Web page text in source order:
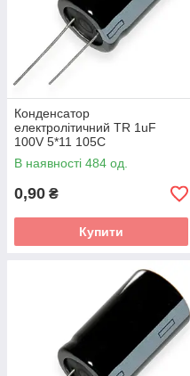
Конденсатор
електролітичний TR 1uF
100V 5*11 105C
В наявності 484 од.
0,90 ₴
Купити